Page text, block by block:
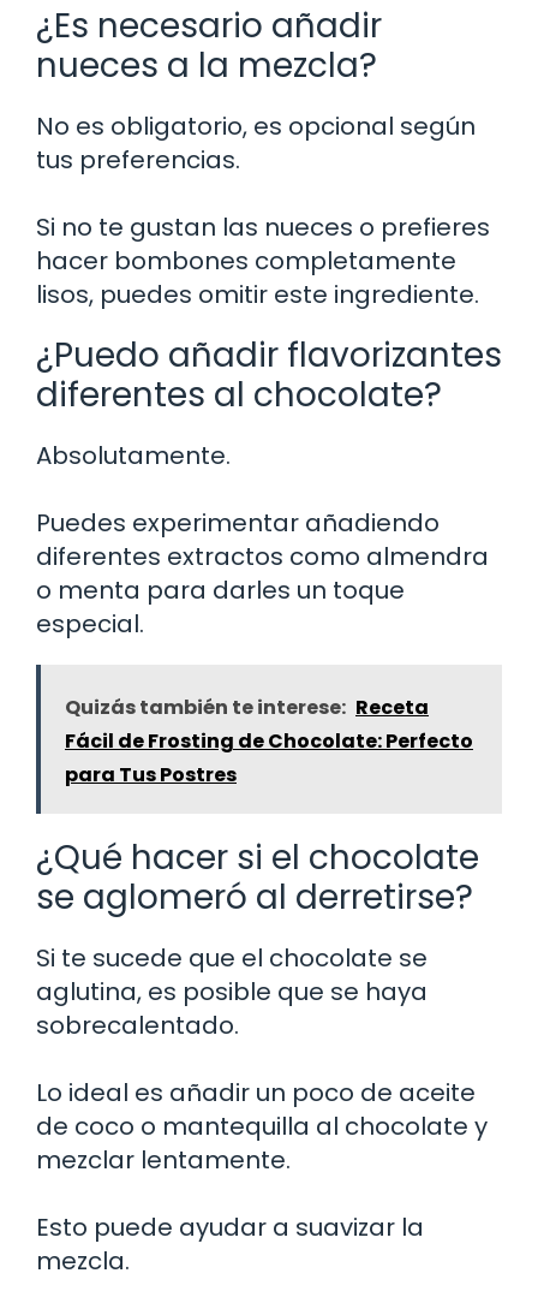
¿Es necesario añadir
nueces a la mezcla?
No es obligatorio, es opcional según
tus preferencias.
Si no te gustan las nueces o prefieres
hacer bombones completamente
lisos, puedes omitir este ingrediente.
¿Puedo añadir flavorizantes
diferentes al chocolate?
Absolutamente.
Puedes experimentar añadiendo
diferentes extractos como almendra
o menta para darles un toque
especial.
Quizás también te interese: Receta
Fácil de Frosting de Chocolate: Perfecto
para Tus Postres
¿Qué hacer si el chocolate
se aglomeró al derretirse?
Si te sucede que el chocolate se
aglutina, es posible que se haya
sobrecalentado.
Lo ideal es añadir un poco de aceite
de coco o mantequilla al chocolate y
mezclar lentamente.
Esto puede ayudar a suavizar la
mezcla.